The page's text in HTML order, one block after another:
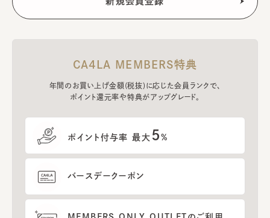
CA4LA MEMBERS特典
年間のお買い上げ金額(税抜)に応じた会員ランクで、
ポイント還元率や特典がアップグレード。
ポイント付与率 最大 5%
バースデークーポン